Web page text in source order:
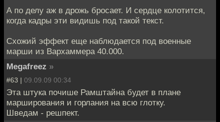
А по делу аж в дрожь бросает. И сердце колотится,
когда кадры эти видишь под такой текст.
Схожий эффект еще наблюдается под военные
марши из Вархаммера 40.000.
Megafreez »
#63 | 09.09.09 00:34
Эта штука почише Рамштайна будет в плане
марширования и горлания на всю глотку.
Шведам - решпект.